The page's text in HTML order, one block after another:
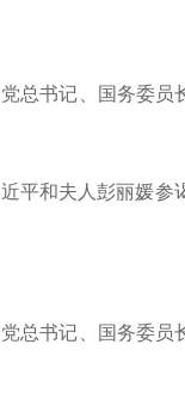
总书记、国务委员
平和夫人彭丽媛参
总书记、国务委员